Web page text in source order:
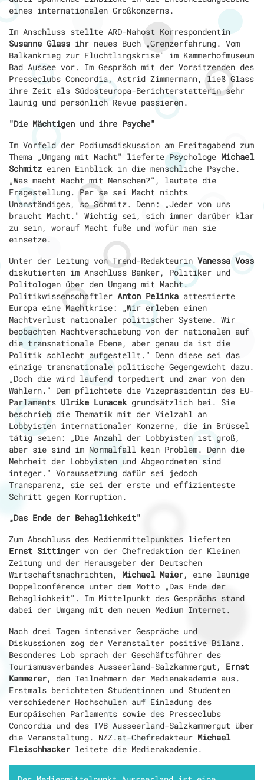
eines internationalen Großkonzerns.
Im Anschluss stellte ARD-Nahost Korrespondentin
Susanne Glass ihr neues Buch „Grenzerfahrung. Vom
Balkankrieg zur Flüchtlingskrise" im Kammerhofmuseum
Bad Aussee vor. Im Gespräch mit der Vorsitzenden des
Presseclubs Concordia, Astrid Zimmermann, ließ Glass
ihre Zeit als Südosteuropa-Berichterstatterin sehr
launig und persönlich Revue passieren.
"Die Mächtigen und ihre Psyche"
Im Vorfeld der Podiumsdiskussion am Freitagabend zum
Thema „Umgang mit Macht" lieferte Psychologe Michael
Schmitz einen Einblick in die menschliche Psyche.
„Was macht Macht mit Menschen?", lautete die
Fragestellung. Per se sei Macht nichts
Unanständiges, so Schmitz. Denn: „Jeder von uns
braucht Macht." Wichtig sei, sich immer darüber klar
zu sein, worauf Macht fuße und wofür man sie
einsetze.
Unter der Leitung von Trend-Redakteurin Vanessa Voss
diskutierten im Anschluss Banker, Politiker und
Politologen über den Umgang mit Macht.
Politikwissenschaftler Anton Pelinka attestierte
Europa eine Machtkrise: „Wir erleben einen
Machtverlust nationaler politischer Systeme. Wir
beobachten Machtverschiebung von der nationalen auf
die transnationale Ebene, aber genau da ist die
Politik schlecht aufgestellt." Denn diese sei das
einzige transnationale politische Gegengewicht dazu.
„Doch die wird laufend torpediert und zwar von den
Wählern." Dem pflichtete die Vizepräsidentin des EU-
Parlaments Ulrike Lunacekgrundsätzlich bei. Sie
beschrieb die Thematik mit der Vielzahl an
Lobbyisten internationaler Konzerne, die in Brüssel
tätig seien: „Die Anzahl der Lobbyisten ist groß,
aber sie sind im Normalfall kein Problem. Denn die
Mehrheit der Lobbyisten und Abgeordneten sind
integer." Voraussetzung dafür sei jedoch
Transparenz, sie sei der erste und effizienteste
Schritt gegen Korruption.
„Das Ende der Behaglichkeit"
Zum Abschluss des Medienmittelpunktes lieferten
Ernst Sittinger von der Chefredaktion der Kleinen
Zeitung und der Herausgeber der Deutschen
Wirtschaftsnachrichten, Michael Maier, eine launige
Doppelconférence unter dem Motto „Das Ende der
Behaglichkeit". Im Mittelpunkt des Gesprächs stand
dabei der Umgang mit dem neuen Medium Internet.
Nach drei Tagen intensiver Gespräche und
Diskussionen zog der Veranstalter positive Bilanz.
Besonderes Lob sprach der Geschäftsführer des
Tourismusverbandes Ausseerland-Salzkammergut, Ernst
Kammerer, den Teilnehmern der Medienakademie aus.
Erstmals berichteten Studentinnen und Studenten
verschiedener Hochschulen auf Einladung des
Europäischen Parlaments sowie des Presseclubs
Concordia und des TVB Ausseerland-Salzkammergut über
die Veranstaltung. NZZ.at-Chefredakteur Michael
Fleischhacker leitete die Medienakademie.